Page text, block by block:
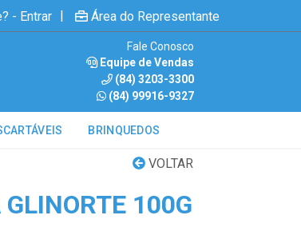
- Entrar | Área do Representante
Fale Conosco
Equipe de Vendas
(84) 3203-3300
(84) 99916-9327
BRINQUEDOS
VOLTAR
100G